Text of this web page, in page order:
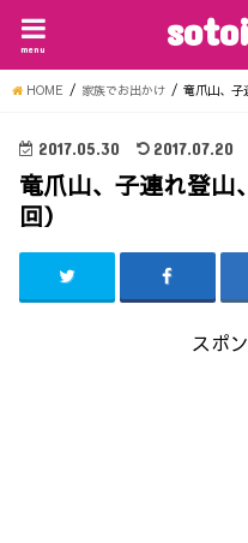
menu
HOME 家族でお出かけ 竜爪山、子
2017.05.30 2017.07.20
竜爪山、子連れ登山
回）
スポ